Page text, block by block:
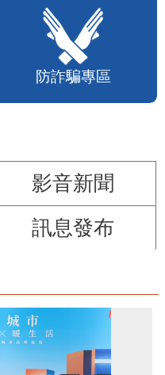
防詐騙專區
影音新聞
訊息發布